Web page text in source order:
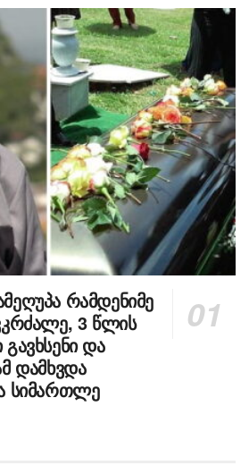
რამდენიმე
3 წლის
და
დამხვდა
სიმართლე